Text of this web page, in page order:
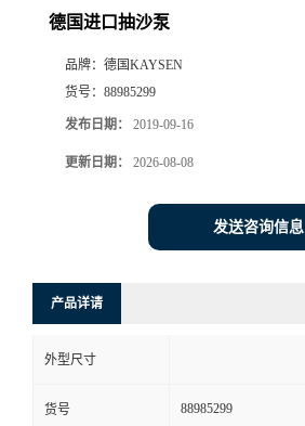
德国进口抽沙泵
品牌： 德国KAYSEN
货号： 88985299
发布日期： 2019-09-16
更新日期： 2026-08-08
发送咨询信息
产品详请
外型尺寸
货号 88985299